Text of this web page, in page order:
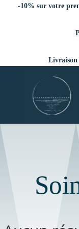
-10% sur votre
Livraison